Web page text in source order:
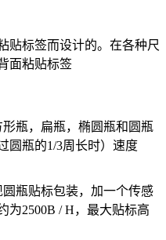
贴标签而设计的。在各种尺
面粘贴标签
瓶，扁瓶，椭圆瓶和圆瓶
圆瓶的1/3周长时）速度
瓶贴标包装，加一个传感
为2500B / H，最大贴标高